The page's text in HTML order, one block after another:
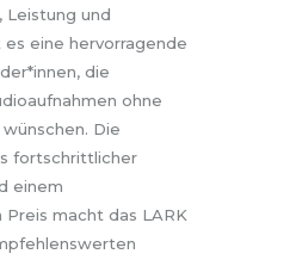
Leistung und
eine hervorragende
die
ohne
Die
fortschrittlicher
einem
macht das LARK